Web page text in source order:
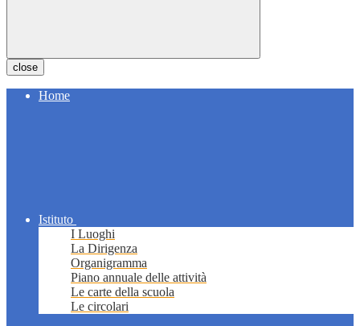
close
Home
Istituto
I Luoghi
La Dirigenza
Organigramma
Piano annuale delle attività
Le carte della scuola
Le circolari